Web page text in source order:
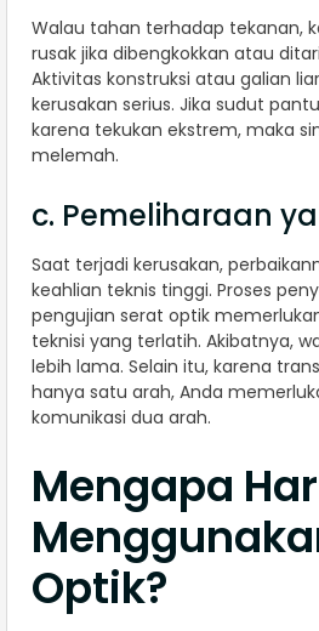
Walau tahan terhadap tekanan,
rusak jika dibengkokkan atau
Aktivitas konstruksi atau galian
kerusakan serius. Jika sudut
karena tekukan ekstrem, maka
melemah.
c. Pemeliharaan
Saat terjadi kerusakan,
keahlian teknis tinggi. Proses
pengujian serat optik
teknisi yang terlatih. Akibatnya,
lebih lama. Selain itu, karena
hanya satu arah, Anda
komunikasi dua arah.
Mengapa
Optik?